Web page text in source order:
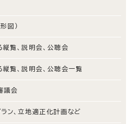
図）
覧、説明会、公聴会
覧、説明会、公聴会一覧
議会
ン、立地適正化計画など